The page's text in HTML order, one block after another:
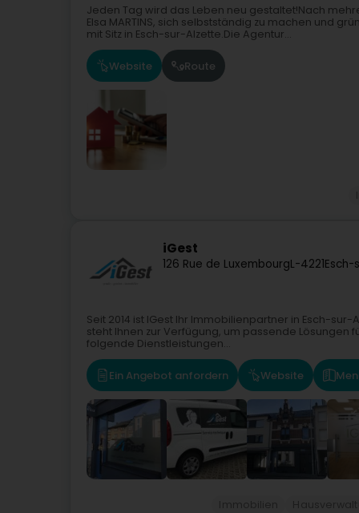
Jeden Tag wird das Leben neu gestaltet!Nach
Elsa MARTINS, sich selbstständig zu machen und
mit Sitz in Esch-sur-Alzette.Die Agentur...
Website Route
iGest
126 Rue de LuxembourgL-4221
Seit 2014 ist IGest Ihr Immobilienpartner in Esch-
steht Ihnen zur Verfügung, um passende Lösungen
folgende Dienstleistungen...
Ein Angebot anfordern Website